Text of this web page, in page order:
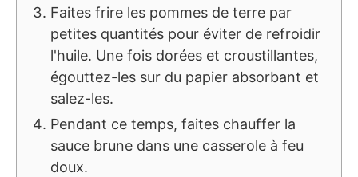
Faites frire les pommes de terre par
petites quantités pour éviter de refroidir
l'huile. Une fois dorées et croustillantes,
égouttez-les sur du papier absorbant et
salez-les.
Pendant ce temps, faites chauffer la
sauce brune dans une casserole à feu
doux.